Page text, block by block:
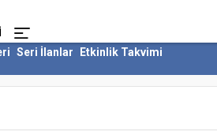
Seri İlanlar
Etkinlik Takvimi